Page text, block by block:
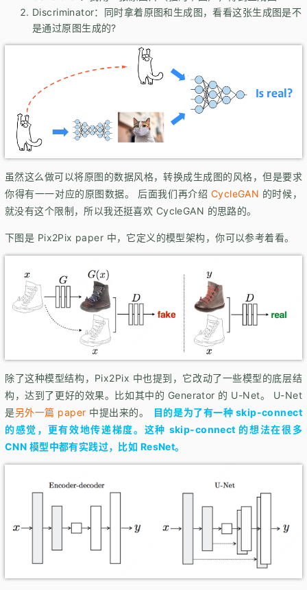
Discriminator：同时拿着原图和生成图，看看这张生成图是不
是通过原图生成的?
虽然这么做可以将原图的数据风格，转换成生成图的风格，但是要求
你得有一一对应的原图数据。 后面我们再介绍 CycleGAN 的时候，
就没有这个限制，所以我还挺喜欢 CycleGAN 的思路的。
下图是 Pix2Pix paper 中，它定义的模型架构，你可以参考着看。
除了这种模型结构，Pix2Pix 中也提到，它改动了一些模型的底层结
构，达到了更好的效果。比如其中的 Generator 的 U-Net。 U-Net
是另外一篇 paper 中提出来的。
目的是为了有一种 skip-connect
的感觉，更有效地传递梯度。这种 skip-connect 的想法在很多
CNN 模型中都有实践过，比如 ResNet。